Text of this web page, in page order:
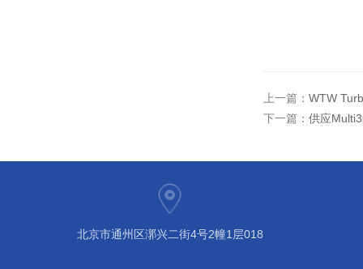
上一篇： WTW
下一篇： 供应
北京市通州区漷兴二街4号2幢1层018